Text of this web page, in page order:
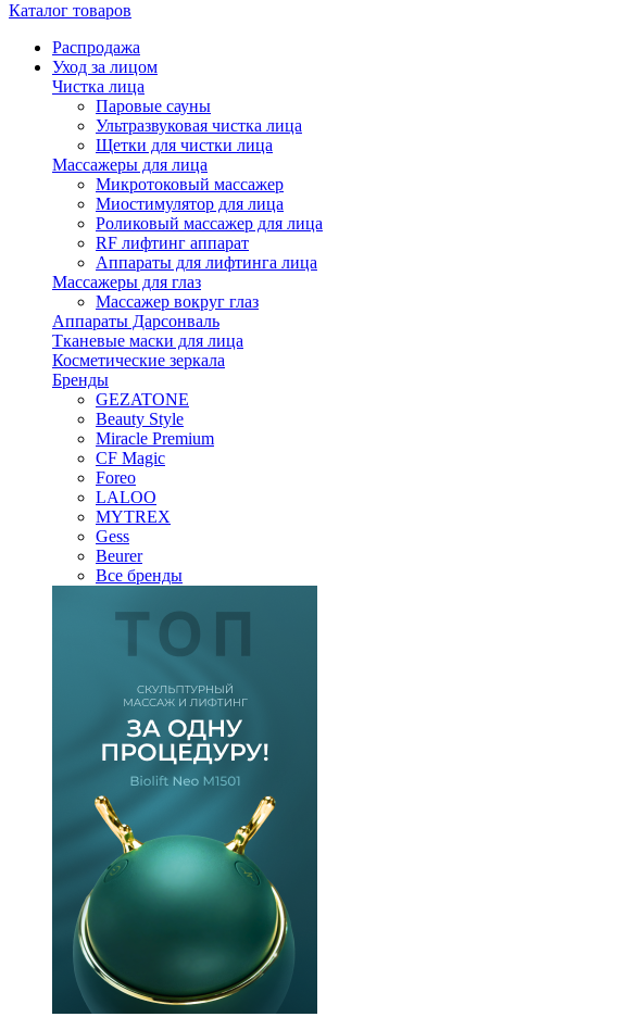
Каталог товаров
Распродажа
Уход за лицом
Чистка лица
Паровые сауны
Ультразвуковая чистка лица
Щетки для чистки лица
Массажеры для лица
Микротоковый массажер
Миостимулятор для лица
Роликовый массажер для лица
RF лифтинг аппарат
Аппараты для лифтинга лица
Массажеры для глаз
Массажер вокруг глаз
Аппараты Дарсонваль
Тканевые маски для лица
Косметические зеркала
Бренды
GEZATONE
Beauty Style
Miracle Premium
CF Magic
Foreo
LALOO
MYTREX
Gess
Beurer
Все бренды